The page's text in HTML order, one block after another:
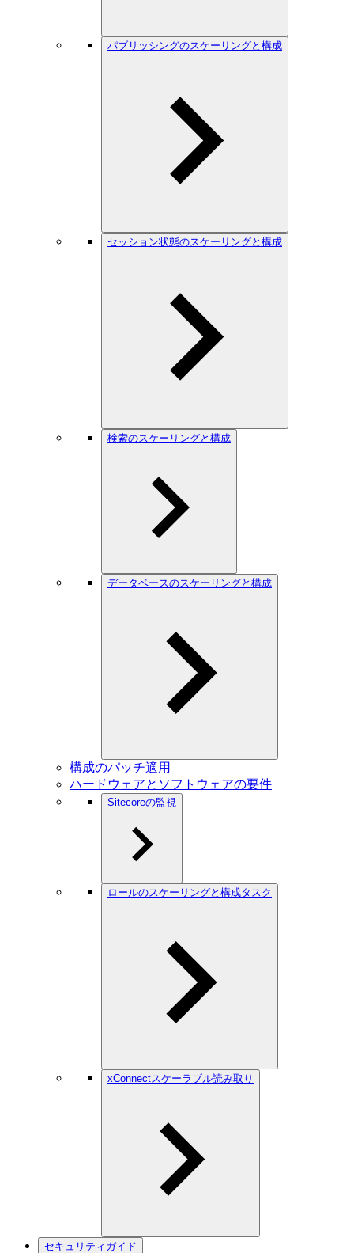
パブリッシングのスケーリングと構成
セッション状態のスケーリングと構成
検索のスケーリングと構成
データベースのスケーリングと構成
構成のパッチ適用
ハードウェアとソフトウェアの要件
Sitecoreの監視
ロールのスケーリングと構成タスク
xConnectスケーラブル読み取り
セキュリティガイド